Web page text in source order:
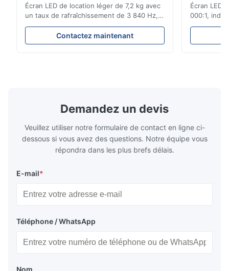
Écran LED de location léger de 7,2 kg avec
un taux de rafraîchissement de 3 840 Hz,
une luminosité de 700 cd/m² et une
résolution de 192 x 192. Idéal pour les
événements en direct avec une installation
Contactez maintenant
Écran LED
000:1,
élevée,
Demandez un devis
Veuillez utiliser notre formulaire de contact en ligne ci-
dessous si vous avez des questions. Notre équipe vous
répondra dans les plus brefs délais.
E-mail*
Téléphone / WhatsApp
Nom